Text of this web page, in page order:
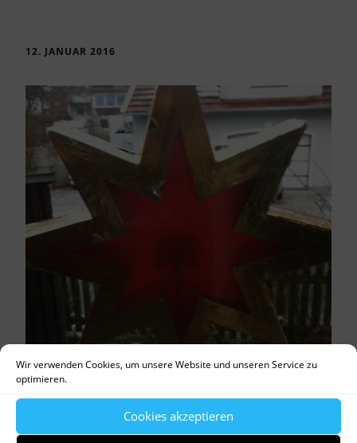
Wir verwenden Cookies, um unsere Website und unseren Service zu
optimieren.
Cookies akzeptieren
12. JANUAR 2016